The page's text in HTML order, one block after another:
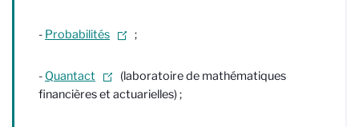
- Probabilités ;
- Quantact
(laboratoire de mathématiques
financières et actuarielles) ;